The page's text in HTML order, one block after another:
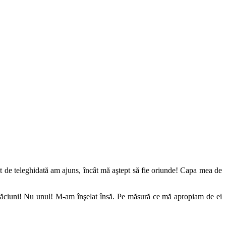
teleghidată am ajuns, încât mă aştept să fie oriunde! Capa mea de
Nu unul! M-am înşelat însă. Pe măsură ce mă apropiam de ei